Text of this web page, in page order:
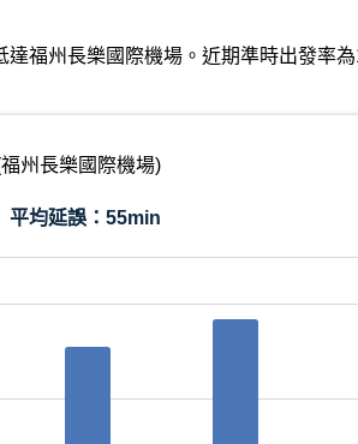
福州長樂國際機場。近期準時出發率
州長樂國際機場)
平均延誤： 55min